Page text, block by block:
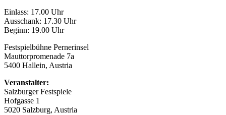
Einlass: 17.00 Uhr
Ausschank: 17.30 Uhr
Beginn: 19.00 Uhr
Festspielbühne Pernerinsel
Mauttorpromenade 7a
5400 Hallein, Austria
Veranstalter:
Salzburger Festspiele
Hofgasse 1
5020 Salzburg, Austria